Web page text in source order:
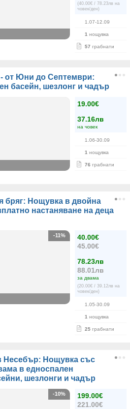
(40.00€ / 78.23лв на
човек/ден)
1.07-12.09
1 нощувка
57 грабнати
от Юни до Септември:
басейн, шезлонг и чадър
19.00€
37.16лв
на човек
1.06-30.09
1 нощувка
76 грабнати
бряг: Нощувка в двойна
настаняване на деца
40.00€
45.00€
78.23лв
88.01лв
за двама
(20.00€ / 39.12лв на
човек/ден)
1.05-30.09
1 нощувка
25 грабнати
-11%
Несебър: Нощувка със
в едноспален
шезлонги и чадър
199.00€
221.00€
-10%